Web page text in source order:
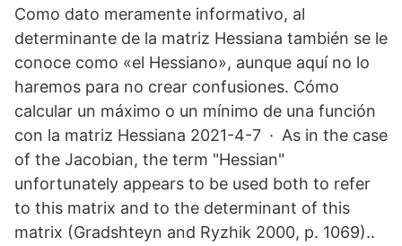
Como dato meramente informativo, al
determinante de la matriz Hessiana también se le
conoce como «el Hessiano», aunque aquí no lo
haremos para no crear confusiones. Cómo
calcular un máximo o un mínimo de una función
con la matriz Hessiana 2021-4-7 · As in the case
of the Jacobian, the term "Hessian"
unfortunately appears to be used both to refer
to this matrix and to the determinant of this
matrix (Gradshteyn and Ryzhik 2000, p. 1069)..